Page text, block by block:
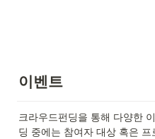
이벤트
크라우드펀딩을 통해 다양한
딩 중에는 참여자 대상 혹은